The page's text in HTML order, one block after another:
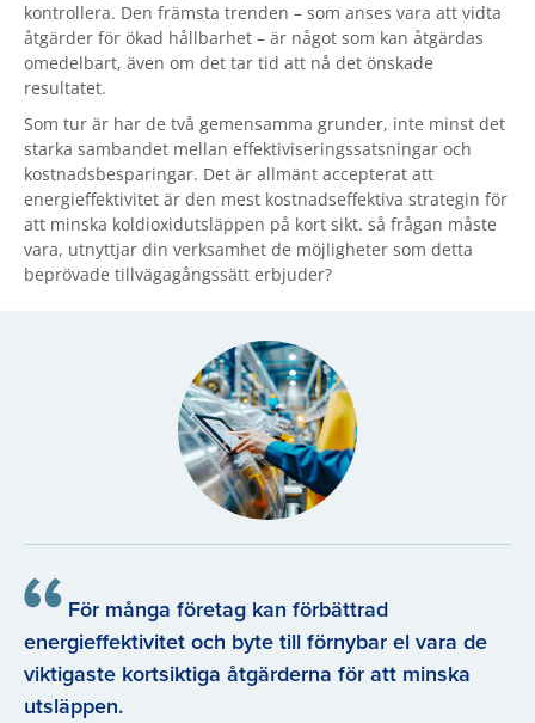
kontrollera. Den främsta trenden – som anses vara att vidta
åtgärder för ökad hållbarhet – är något som kan åtgärdas
omedelbart, även om det tar tid att nå det önskade
resultatet.
Som tur är har de två gemensamma grunder, inte minst det
starka sambandet mellan effektiviseringssatsningar och
kostnadsbesparingar. Det är allmänt accepterat att
energieffektivitet är den mest kostnadseffektiva strategin för
att minska koldioxidutsläppen på kort sikt. så frågan måste
vara, utnyttjar din verksamhet de möjligheter som detta
beprövade tillvägagångssätt erbjuder?
För många företag kan förbättrad
energieffektivitet och byte till förnybar el vara de
viktigaste kortsiktiga åtgärderna för att minska
utsläppen.